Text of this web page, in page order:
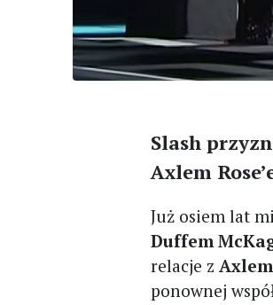
Slash
Axlem
Już osiem lat
Duffem
relacje zAxlem
ponownej